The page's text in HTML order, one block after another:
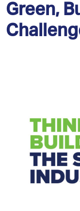
Green,